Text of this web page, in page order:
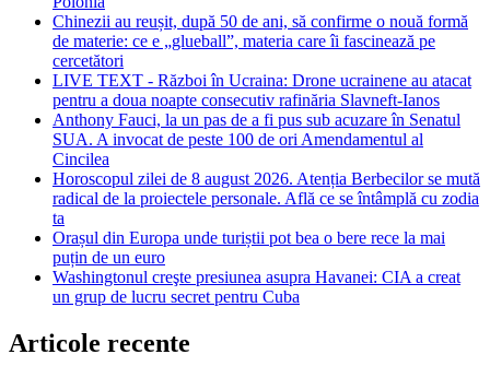
Chinezii au reușit, după 50 de ani, să confirme o nouă formă
de materie: ce e „glueball”, materia care îi fascinează pe
cercetători
LIVE TEXT - Război în Ucraina: Drone ucrainene au atacat
pentru a doua noapte consecutiv rafinăria Slavneft-Ianos
Anthony Fauci, la un pas de a fi pus sub acuzare în Senatul
SUA. A invocat de peste 100 de ori Amendamentul al
Cincilea
Horoscopul zilei de 8 august 2026. Atenția Berbecilor se mută
radical de la proiectele personale. Află ce se întâmplă cu zodia
ta
Orașul din Europa unde turiștii pot bea o bere rece la mai
puțin de un euro
Washingtonul creşte presiunea asupra Havanei: CIA a creat
un grup de lucru secret pentru Cuba
Articole recente